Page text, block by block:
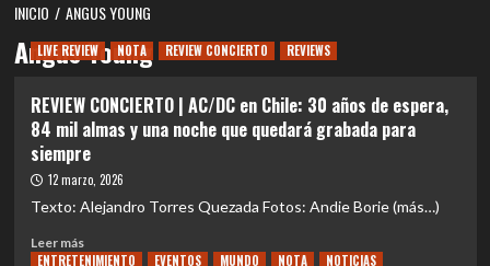
INICIO ANGUS YOUNG
Angus Young
LIVE REVIEW NOTA REVIEW CONCIERTO REVIEWS
REVIEW CONCIERTO | AC/DC en Chile: 30 años de espera,
84 mil almas y una noche que quedará grabada para
siempre
12 marzo, 2026
Texto: Alejandro Torres Quezada Fotos: Andie Borie (más…)
Leer másLeer
más
ENTRETENIMIENTO EVENTOS MUNDO NOTA NOTICIAS